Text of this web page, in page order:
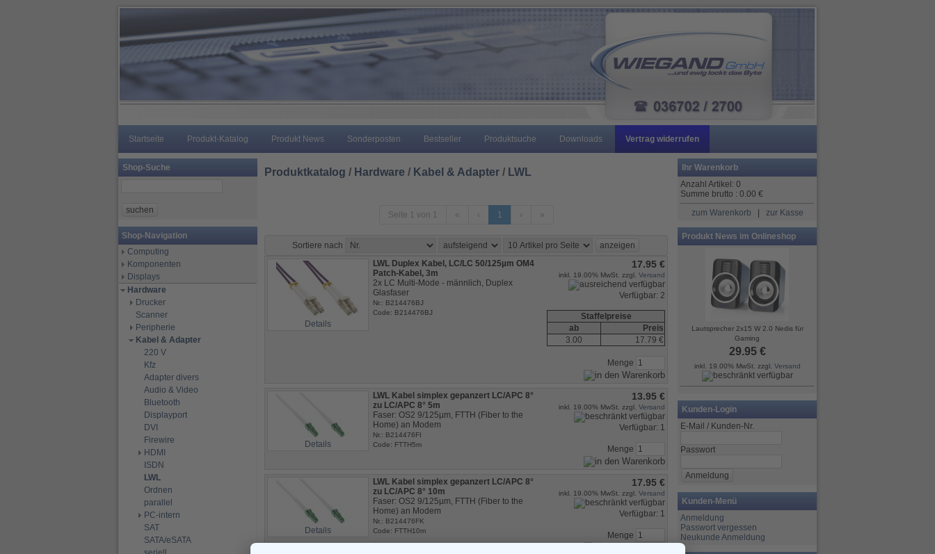
Startseite Produkt-Katalog Produkt News Sonderposten Bestseller Produktsuche Downloads Vertrag widerrufen
Shop-Suche
Shop-Navigation
Computing
Komponenten
Displays
Hardware
Drucker
Scanner
Peripherie
Kabel & Adapter
220 V
Kfz
Adapter divers
Audio & Video
Bluetooth
Displayport
DVI
Firewire
HDMI
ISDN
LWL
Ordnen
parallel
PC-intern
SAT
SATA/eSATA
Produktkatalog / Hardware / Kabel & Adapter / LWL
Seite 1 von 1 « ‹ 1 › »
Sortiere nach
Details
LWL Duplex Kabel, LC/LC 50/125µm OM4
Patch-Kabel, 3m
2x LC Multi-Mode - männlich, Duplex
Glasfaser
Nr.: B214476BJ
Code: B214476BJ
17.95 €
inkl. 19.00% MwSt. zzgl. Versand
Verfügbar: 2
Staffelpreise
ab
Preis
3.00
17.79 €
Menge
Details
LWL Kabel simplex gepanzert LC/APC 8°
zu LC/APC 8° 5m
Faser: OS2 9/125µm, FTTH (Fiber to the
Home) an Modem
Nr.: B214476FI
Code: FTTH5m
13.95 €
inkl. 19.00% MwSt. zzgl. Versand
Verfügbar: 1
Menge
Details
LWL Kabel simplex gepanzert LC/APC 8°
zu LC/APC 8° 10m
Faser: OS2 9/125µm, FTTH (Fiber to the
Home) an Modem
Nr.: B214476FK
Code: FTTH10m
17.95 €
inkl. 19.00% MwSt. zzgl. Versand
Verfügbar: 1
Menge
Ihr Warenkorb
Anzahl Artikel: 0
Summe brutto : 0.00 €
zum Warenkorb
zur Kasse
Produkt News im Onlineshop
Lautsprecher 2x15 W 2.0 Nedis für
Gaming
29.95 €
inkl. 19.00% MwSt. zzgl. Versand
Kunden-Login
E-Mail / Kunden-Nr.
Passwort
Kunden-Menü
Anmeldung
Passwort vergessen
Neukunde Anmeldung